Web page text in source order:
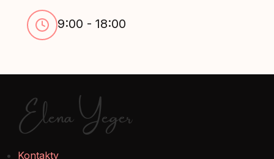
9:00 - 18:00
Elena Yeger
Kontakty